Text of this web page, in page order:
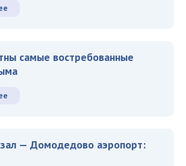
самые востребованные
— Домодедово аэропорт: